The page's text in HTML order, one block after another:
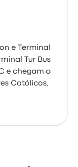
e Terminal
Tur Bus
e chegam a
Católicos,